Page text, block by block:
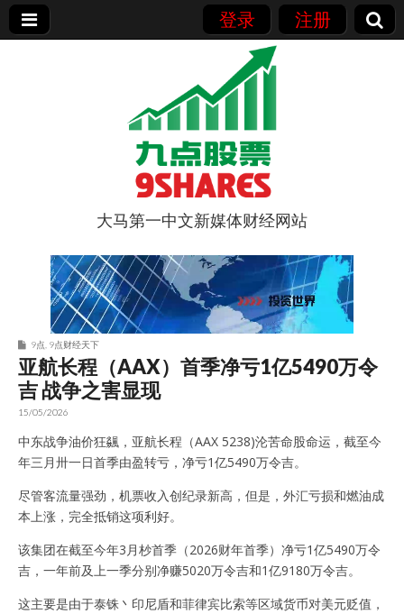
登录 注册
9点股票
大马第一中文新媒体财经网站
9点 9点财经天下
亚航长程（AAX）首季净亏1亿5490万令
吉 战争之害显现
15/05/2026
中东战争油价狂飊，亚航长程（AAX 5238)沦苦命股命运，截至今
年三月卅一日首季由盈转亏，净亏1亿5490万令吉。
尽管客流量强劲，机票收入创纪录新高，但是，外汇亏损和燃油成
本上涨，完全抵销这项利好。
该集团在截至今年3月杪首季（2026财年首季）净亏1亿5490万令
吉，一年前及上一季分别净赚5020万令吉和1亿9180万令吉。
这主要是由于泰铢丶印尼盾和菲律宾比索等区域货币对美元贬值，